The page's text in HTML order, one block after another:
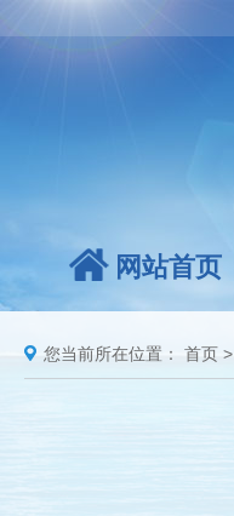
网站首页
您当前所在位置： 首页 >